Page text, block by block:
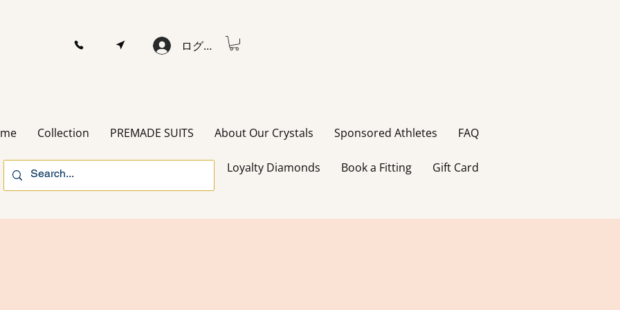
ログイン
Collection PREMADE SUITS About Our Crystals Sponsored Athletes FAQ
Loyalty Diamonds Book a Fitting Gift Card